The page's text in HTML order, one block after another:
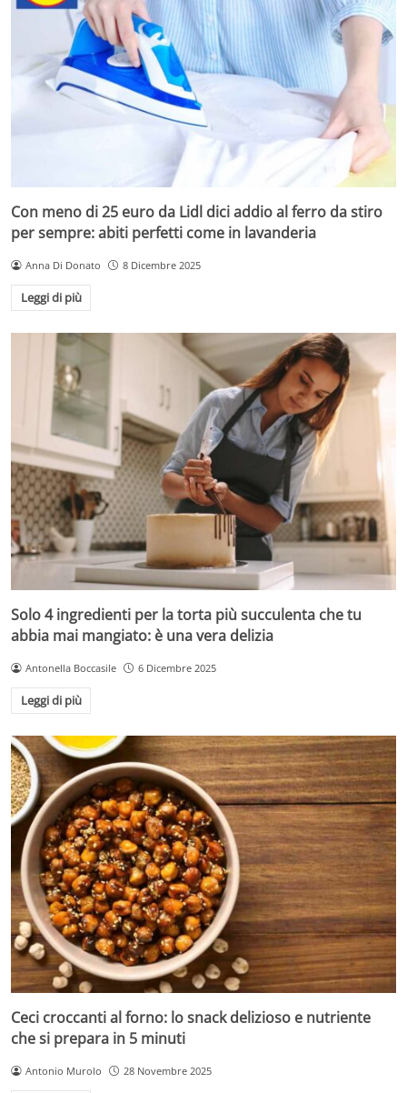
Con meno di 25 euro da Lidl dici addio al ferro da stiro
per sempre: abiti perfetti come in lavanderia
Anna Di Donato 8 Dicembre 2025
Leggi di più
Solo 4 ingredienti per la torta più succulenta che tu
abbia mai mangiato: è una vera delizia
Antonella Boccasile 6 Dicembre 2025
Leggi di più
Ceci croccanti al forno: lo snack delizioso e nutriente
che si prepara in 5 minuti
Antonio Murolo 28 Novembre 2025